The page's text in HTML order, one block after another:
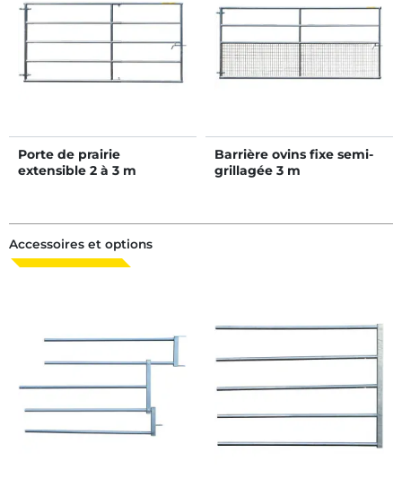
Porte de prairie
extensible 2 à 3 m
Barrière ovins fixe semi-
grillagée 3 m
Accessoires et options